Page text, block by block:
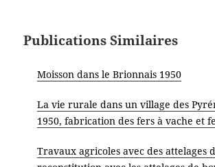
Publications Similaires
Moisson dans le Brionnais 1950
La vie rurale dans un village des
1950, fabrication des fers à vache et
Travaux agricoles avec des attelages